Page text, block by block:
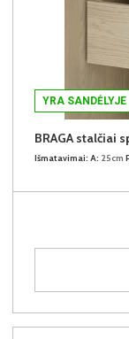
YRA SANDĖLYJE
BRAGA stalčiai
Išmatavimai: A: 25cm